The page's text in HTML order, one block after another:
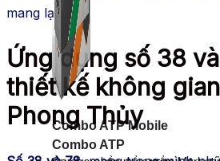
Combo ATP
Combo ATP Mobile
mang lại.
Ứng dụng số 38
thiết kế không
Phong Thủy